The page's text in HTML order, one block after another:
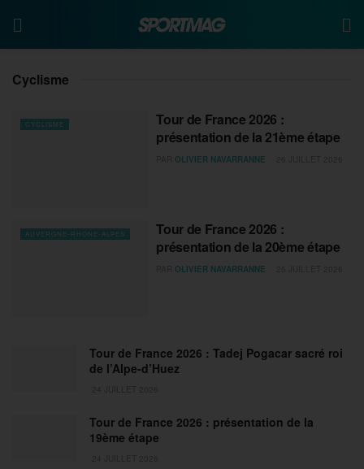
Cyclisme
CYCLISME
Tour de France 2026 :
présentation de la 21ème étape
OLIVIER NAVARRANNE
AUVERGNE-RHONE-ALPES
Tour de France 2026 :
présentation de la 20ème étape
OLIVIER NAVARRANNE
Tour de France 2026 : Tadej Pogacar sacré roi
de l’Alpe-d’Huez
Tour de France 2026 : présentation de la
19ème étape